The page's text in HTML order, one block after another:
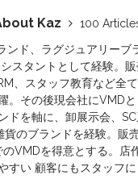
Kaz
100
ンド、ラグジュアリーブ
スタントとして経験。
、スタッフ教育など全
。その後現会社にVMD
ドを軸に、卸展示会、
のブランドを経験。販
VMDを得意とする。店
すい 顧客にもスタッフに